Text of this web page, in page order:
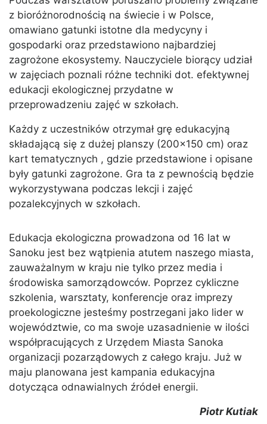
z bioróżnorodnością na świecie i w Polsce,
omawiano gatunki istotne dla medycyny i
gospodarki oraz przedstawiono najbardziej
zagrożone ekosystemy. Nauczyciele biorący udział
w zajęciach poznali różne techniki dot. efektywnej
edukacji ekologicznej przydatne w
przeprowadzeniu zajęć w szkołach.
Każdy z uczestników otrzymał grę edukacyjną
składającą się z dużej planszy (200×150 cm) oraz
kart tematycznych , gdzie przedstawione i opisane
były gatunki zagrożone. Gra ta z pewnością będzie
wykorzystywana podczas lekcji i zajęć
pozalekcyjnych w szkołach.
Edukacja ekologiczna prowadzona od 16 lat w
Sanoku jest bez wątpienia atutem naszego miasta,
zauważalnym w kraju nie tylko przez media i
środowiska samorządowców. Poprzez cykliczne
szkolenia, warsztaty, konferencje oraz imprezy
proekologiczne jesteśmy postrzegani jako lider w
województwie, co ma swoje uzasadnienie w ilości
współpracujących z Urzędem Miasta Sanoka
organizacji pozarządowych z całego kraju. Już w
maju planowana jest kampania edukacyjna
dotycząca odnawialnych źródeł energii.
Piotr Kutiak